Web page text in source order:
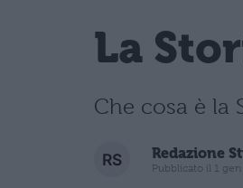
La
Che cosa è la
Redazione
Pubblicato il 1